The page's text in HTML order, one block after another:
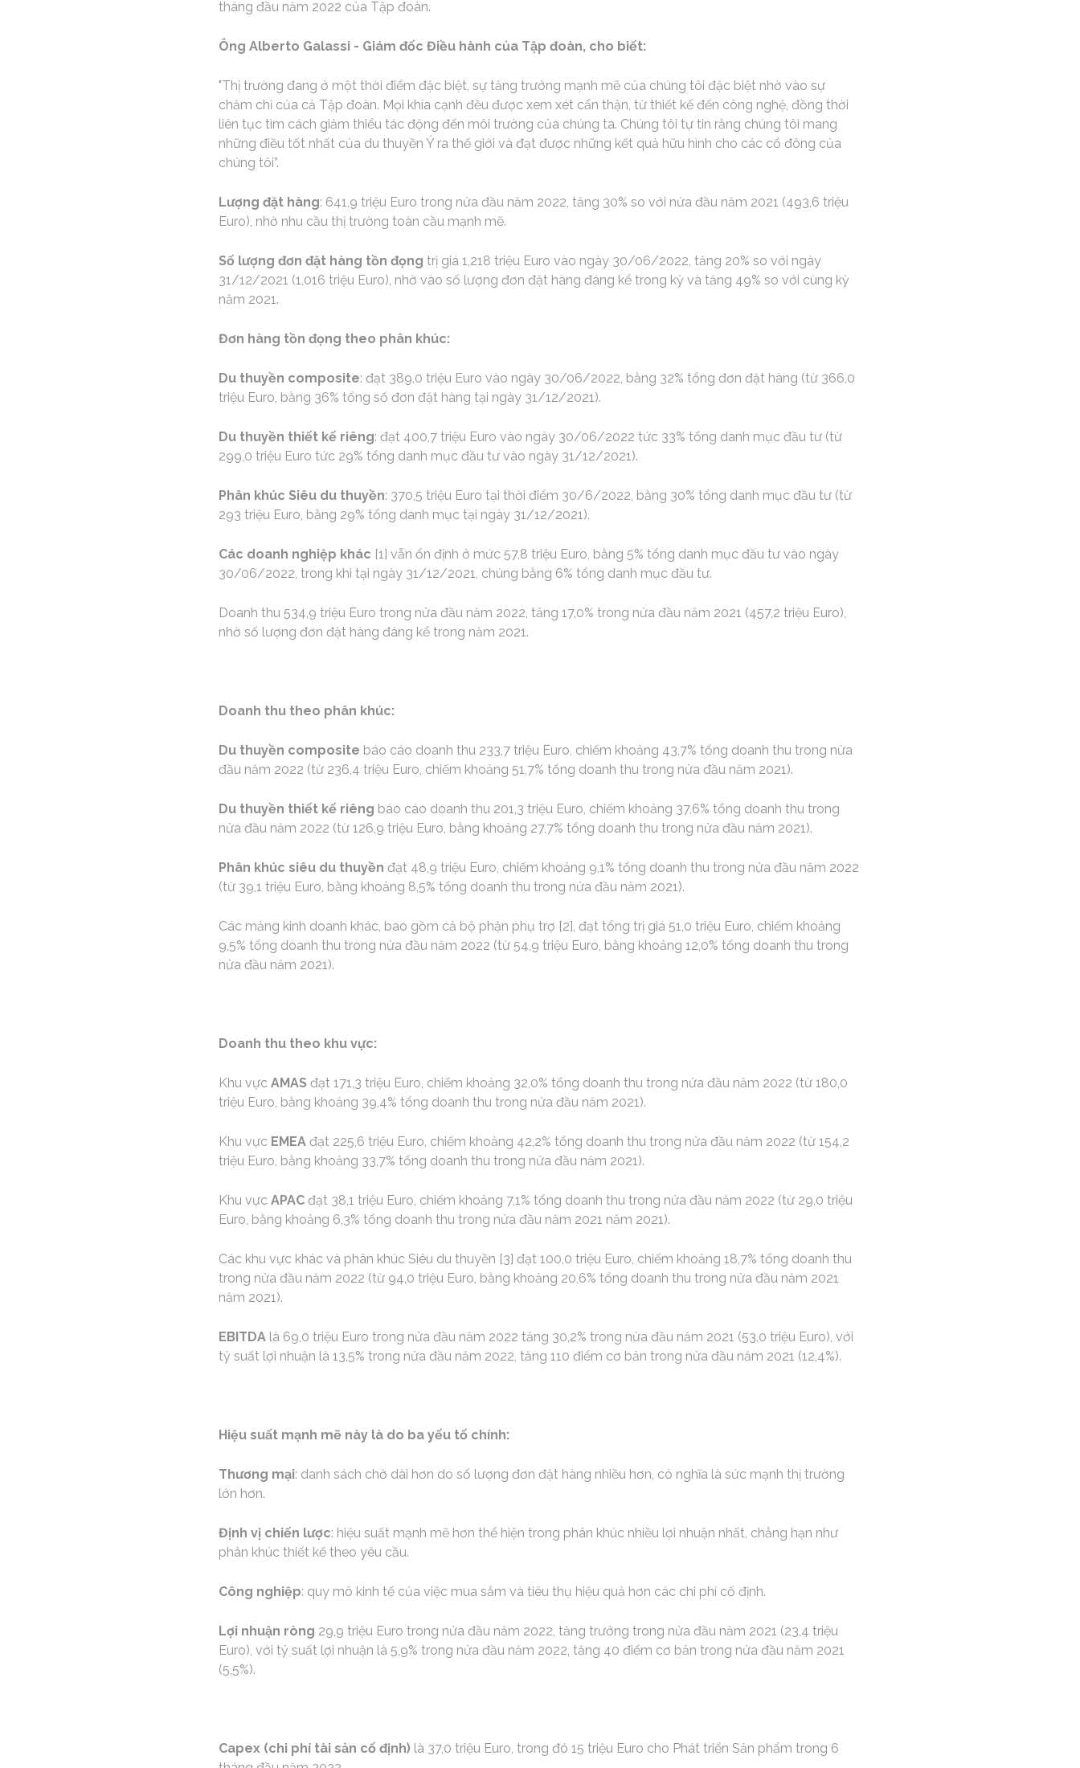
tháng đầu năm 2022 của Tập đoàn.
Ông Alberto Galassi - Giám đốc Điều hành của Tập đoàn, cho biết:
"Thị trường đang ở một thời điểm đặc biệt, sự tăng trưởng mạnh mẽ của chúng tôi đặc biệt nhờ vào sự
chăm chỉ của cả Tập đoàn. Mọi khía cạnh đều được xem xét cẩn thận, từ thiết kế đến công nghệ, đồng thời
liên tục tìm cách giảm thiểu tác động đến môi trường của chúng ta. Chúng tôi tự tin rằng chúng tôi mang
những điều tốt nhất của du thuyền Ý ra thế giới và đạt được những kết quả hữu hình cho các cổ đông của
chúng tôi”.
Lượng đặt hàng: 641,9 triệu Euro trong nửa đầu năm 2022, tăng 30% so với nửa đầu năm 2021 (493,6 triệu
Euro), nhờ nhu cầu thị trường toàn cầu mạnh mẽ.
Số lượng đơn đặt hàng tồn đọng trị giá 1,218 triệu Euro vào ngày 30/06/2022, tăng 20% so với ngày
31/12/2021 (1,016 triệu Euro), nhờ vào số lượng đơn đặt hàng đáng kể trong kỳ và tăng 49% so với cùng kỳ
năm 2021.
Đơn hàng tồn đọng theo phân khúc:
Du thuyền composite: đạt 389,0 triệu Euro vào ngày 30/06/2022, bằng 32% tổng đơn đặt hàng (từ 366,0
triệu Euro, bằng 36% tổng số đơn đặt hàng tại ngày 31/12/2021).
Du thuyền thiết kế riêng: đạt 400,7 triệu Euro vào ngày 30/06/2022 tức 33% tổng danh mục đầu tư (từ
299,0 triệu Euro tức 29% tổng danh mục đầu tư vào ngày 31/12/2021).
Phân khúc Siêu du thuyền: 370,5 triệu Euro tại thời điểm 30/6/2022, bằng 30% tổng danh mục đầu tư (từ
293 triệu Euro, bằng 29% tổng danh mục tại ngày 31/12/2021).
Các doanh nghiệp khác [1] vẫn ổn định ở mức 57,8 triệu Euro, bằng 5% tổng danh mục đầu tư vào ngày
30/06/2022, trong khi tại ngày 31/12/2021, chúng bằng 6% tổng danh mục đầu tư.
Doanh thu 534,9 triệu Euro trong nửa đầu năm 2022, tăng 17,0% trong nửa đầu năm 2021 (457,2 triệu Euro),
nhờ số lượng đơn đặt hàng đáng kể trong năm 2021.
Doanh thu theo phân khúc:
Du thuyền composite báo cáo doanh thu 233,7 triệu Euro, chiếm khoảng 43,7% tổng doanh thu trong nửa
đầu năm 2022 (từ 236,4 triệu Euro, chiếm khoảng 51,7% tổng doanh thu trong nửa đầu năm 2021).
Du thuyền thiết kế riêng báo cáo doanh thu 201,3 triệu Euro, chiếm khoảng 37,6% tổng doanh thu trong
nửa đầu năm 2022 (từ 126,9 triệu Euro, bằng khoảng 27,7% tổng doanh thu trong nửa đầu năm 2021).
Phân khúc siêu du thuyền đạt 48,9 triệu Euro, chiếm khoảng 9,1% tổng doanh thu trong nửa đầu năm 2022
(từ 39,1 triệu Euro, bằng khoảng 8,5% tổng doanh thu trong nửa đầu năm 2021).
Các mảng kinh doanh khác, bao gồm cả bộ phận phụ trợ [2], đạt tổng trị giá 51,0 triệu Euro, chiếm khoảng
9,5% tổng doanh thu trong nửa đầu năm 2022 (từ 54,9 triệu Euro, bằng khoảng 12,0% tổng doanh thu trong
nửa đầu năm 2021).
Doanh thu theo khu vực:
Khu vực AMAS đạt 171,3 triệu Euro, chiếm khoảng 32,0% tổng doanh thu trong nửa đầu năm 2022 (từ 180,0
triệu Euro, bằng khoảng 39,4% tổng doanh thu trong nửa đầu năm 2021).
Khu vực EMEA đạt 225,6 triệu Euro, chiếm khoảng 42,2% tổng doanh thu trong nửa đầu năm 2022 (từ 154,2
triệu Euro, bằng khoảng 33,7% tổng doanh thu trong nửa đầu năm 2021).
Khu vực APAC đạt 38,1 triệu Euro, chiếm khoảng 7,1% tổng doanh thu trong nửa đầu năm 2022 (từ 29,0 triệu
Euro, bằng khoảng 6,3% tổng doanh thu trong nửa đầu năm 2021 năm 2021).
Các khu vực khác và phân khúc Siêu du thuyền [3] đạt 100,0 triệu Euro, chiếm khoảng 18,7% tổng doanh thu
trong nửa đầu năm 2022 (từ 94,0 triệu Euro, bằng khoảng 20,6% tổng doanh thu trong nửa đầu năm 2021
năm 2021).
EBITDA là 69,0 triệu Euro trong nửa đầu năm 2022 tăng 30,2% trong nửa đầu năm 2021 (53,0 triệu Euro), với
tỷ suất lợi nhuận là 13,5% trong nửa đầu năm 2022, tăng 110 điểm cơ bản trong nửa đầu năm 2021 (12,4%).
Hiệu suất mạnh mẽ này là do ba yếu tố chính:
Thương mại: danh sách chờ dài hơn do số lượng đơn đặt hàng nhiều hơn, có nghĩa là sức mạnh thị trường
lớn hơn.
Định vị chiến lược: hiệu suất mạnh mẽ hơn thể hiện trong phân khúc nhiều lợi nhuận nhất, chẳng hạn như
phân khúc thiết kế theo yêu cầu.
Công nghiệp: quy mô kinh tế của việc mua sắm và tiêu thụ hiệu quả hơn các chi phí cố định.
Lợi nhuận ròng 29,9 triệu Euro trong nửa đầu năm 2022, tăng trưởng trong nửa đầu năm 2021 (23,4 triệu
Euro), với tỷ suất lợi nhuận là 5,9% trong nửa đầu năm 2022, tăng 40 điểm cơ bản trong nửa đầu năm 2021
(5,5%).
Capex (chi phí tài sản cố định) là 37,0 triệu Euro, trong đó 15 triệu Euro cho Phát triển Sản phẩm trong 6